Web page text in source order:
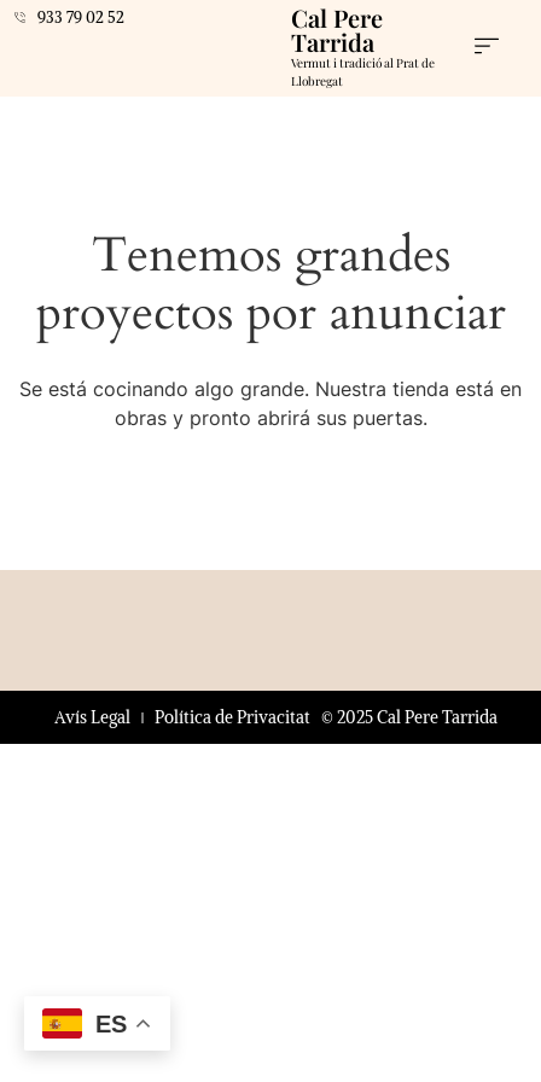
933 79 02 52 Cal Pere
Tarrida
Vermut i tradició al Prat de
Llobregat
Tenemos grandes
proyectos por anunciar
Se está cocinando algo grande. Nuestra tienda está en
obras y pronto abrirá sus puertas.
© 2025 Cal Pere Tarrida
Avís Legal Política de Privacitat
ES